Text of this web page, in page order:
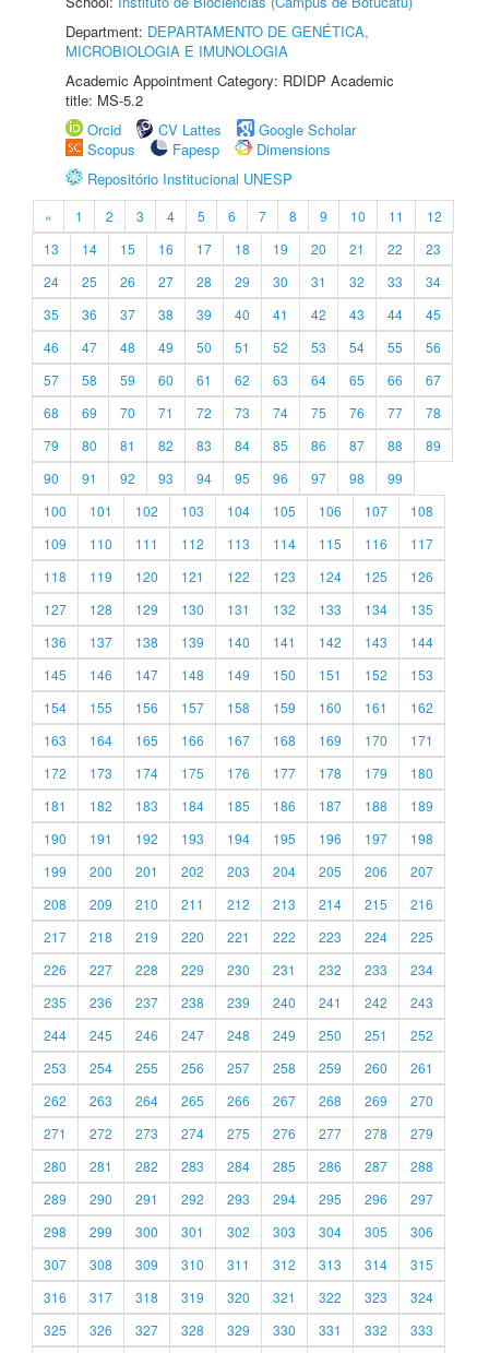
Department: DEPARTAMENTO DE GENÉTICA,
MICROBIOLOGIA E IMUNOLOGIA
Academic Appointment Category: RDIDP Academic
title: MS-5.2
Orcid
CV Lattes
Google Scholar
Scopus
Fapesp
Dimensions
Repositório Institucional UNESP
« 1 2 3 4 5 6 7 8 9 10 11
12
13
14 15 16 17 18 19 20 21 22
23
24
25 26 27 28 29 30 31 32 33
34
35
36 37 38 39 40 41 42 43 44
45
46
47 48 49 50 51 52 53 54 55
56
57
58 59 60 61 62 63 64 65 66
67
68
69 70 71 72 73 74 75 76 77
78
79
80 81 82 83 84 85 86 87 88
89
90
91 92 93 94 95 96 97 98
99
100
101 102 103 104 105 106 107
108
109
110 111 112 113 114 115 116
117
118
119 120 121 122 123 124 125
126
127
128 129 130 131 132 133 134
135
136
137 138 139 140 141 142 143
144
145
146 147 148 149 150 151 152
153
154
155 156 157 158 159 160 161
162
163
164 165 166 167 168 169 170
171
172
173 174 175 176 177 178 179
180
181
182 183 184 185 186 187 188
189
190
191 192 193 194 195 196 197
198
199
200 201 202 203 204 205 206
207
208
209 210 211 212 213 214 215
216
217
218 219 220 221 222 223 224
225
226
227 228 229 230 231 232 233
234
235
236 237 238 239 240 241 242
243
244
245 246 247 248 249 250 251
252
253
254 255 256 257 258 259 260
261
262
263 264 265 266 267 268 269
270
271
272 273 274 275 276 277 278
279
280
281 282 283 284 285 286 287
288
289
290 291 292 293 294 295 296
297
298
299 300 301 302 303 304 305
306
307
308 309 310 311 312 313 314
315
316
317 318 319 320 321 322 323
324
325
326 327 328 329 330 331 332 333